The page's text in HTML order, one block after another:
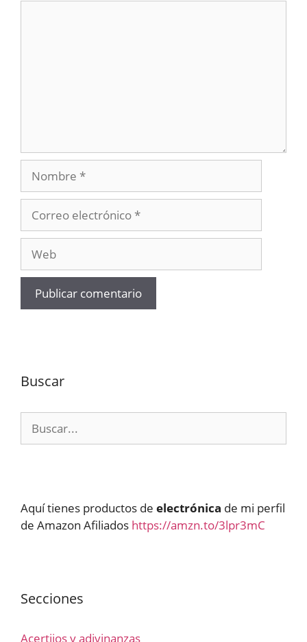
Nombre
electrónico
Buscar
Aquí tienes productos de electrónica de mi perfil
de Amazon Afiliados https://amzn.to/3lpr3mC
Secciones
Acertijos y adivinanzas